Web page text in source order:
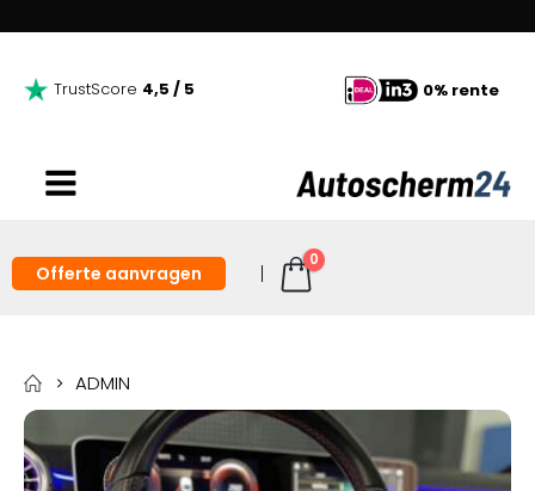
TrustScore 4,5 / 5 0% rente
Offerte aanvragen
0
ADMIN